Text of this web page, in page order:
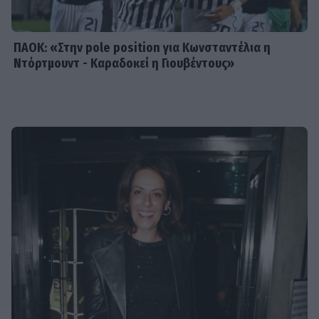
ΠΑΟΚ: «Στην pole position για Κωνσταντέλια η
Ντόρτμουντ - Καραδοκεί η Γιουβέντους»